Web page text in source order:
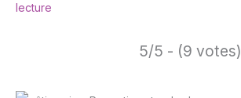
lecture
5/5 - (9 votes)